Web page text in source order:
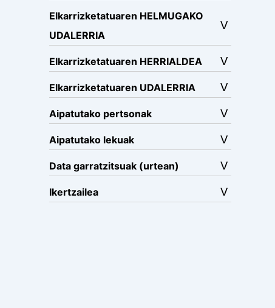
Elkarrizketatuaren HELMUGAKO
UDALERRIA
Elkarrizketatuaren HERRIALDEA
Elkarrizketatuaren UDALERRIA
Aipatutako pertsonak
Aipatutako lekuak
Data garratzitsuak (urtean)
Ikertzailea